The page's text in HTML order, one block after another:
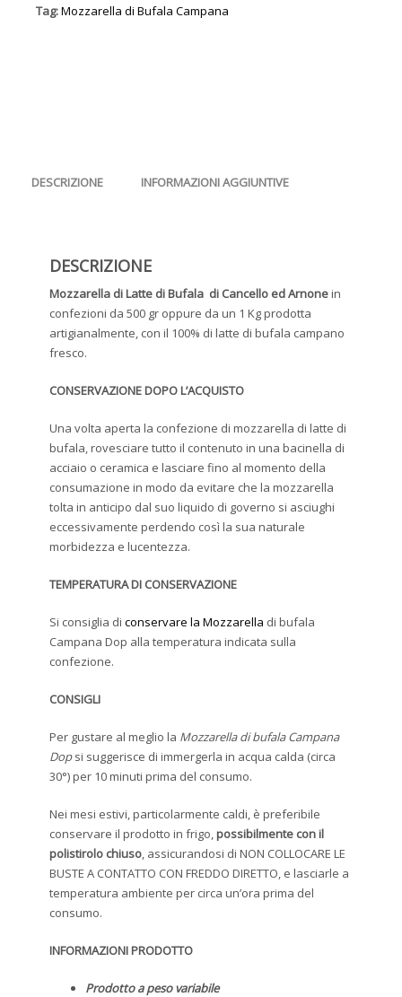
a
Tag:Mozzarella di Bufala Campana
DESCRIZIONE INFORMAZIONI AGGIUNTIVE
DESCRIZIONE
Mozzarella di Latte di Bufala di Cancello ed Arnonein
confezioni da 500 gr oppure da un 1 Kg prodotta
artigianalmente, con il 100% di latte di bufala campano
fresco.
CONSERVAZIONE DOPO L’ACQUISTO
Una volta aperta la confezione di mozzarella di latte di
bufala, rovesciare tutto il contenuto in una bacinella di
acciaio o ceramica e lasciare fino al momento della
consumazione in modo da evitare che la mozzarella
tolta in anticipo dal suo liquido di governo si asciughi
eccessivamente perdendo così la sua naturale
morbidezza e lucentezza.
TEMPERATURA DI CONSERVAZIONE
Si consiglia di conservare la Mozzarella di bufala
Campana Dop alla temperatura indicata sulla
confezione.
CONSIGLI
Per gustare al meglio la Mozzarella di bufala Campana
Dopsi suggerisce di immergerla in acqua calda (circa
30°) per 10 minuti prima del consumo.
Nei mesi estivi, particolarmente caldi, è preferibile
conservare il prodotto in frigo,possibilmente con il
polistirolo chiuso, assicurandosi di NON COLLOCARE LE
BUSTE A CONTATTO CON FREDDO DIRETTO, e lasciarle a
temperatura ambiente per circa un’ora prima del
consumo.
INFORMAZIONI PRODOTTO
Prodotto a peso variabile